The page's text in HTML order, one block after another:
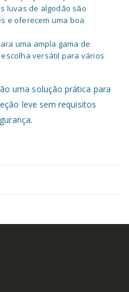
luvas de algodão são
e oferecem uma boa
uma ampla gama de
versátil para vários
uma solução prática para
leve sem requisitos